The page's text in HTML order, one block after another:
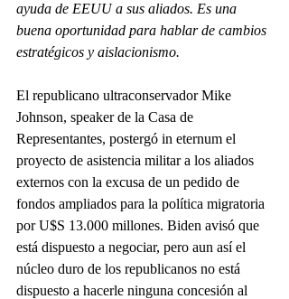
ayuda de EEUU a sus aliados. Es una
buena oportunidad para hablar de cambios
estratégicos y aislacionismo.
El republicano ultraconservador Mike
Johnson, speaker de la Casa de
Representantes, postergó in eternum el
proyecto de asistencia militar a los aliados
externos con la excusa de un pedido de
fondos ampliados para la política migratoria
por U$S 13.000 millones. Biden avisó que
está dispuesto a negociar, pero aun así el
núcleo duro de los republicanos no está
dispuesto a hacerle ninguna concesión al